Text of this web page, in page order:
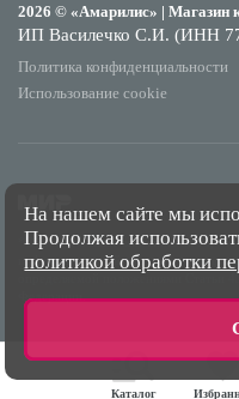
Каталог
2026 © «Амарилис» | Магазин
ИП Василечко С.И. (ИНН
Политика конфиденциальности
Использование cookie
*Обращаем Ваше внимание на то,
информационный характер и ни при
определяемой положениями Статьи
Федерации.
На нашем сайте мы
Продолжая
политикой обработки